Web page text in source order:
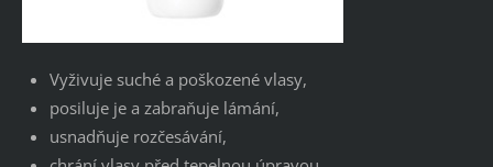
Vyživuje suché a poškozené vlasy,
posiluje je a zabraňuje lámání,
usnadňuje rozčesávání,